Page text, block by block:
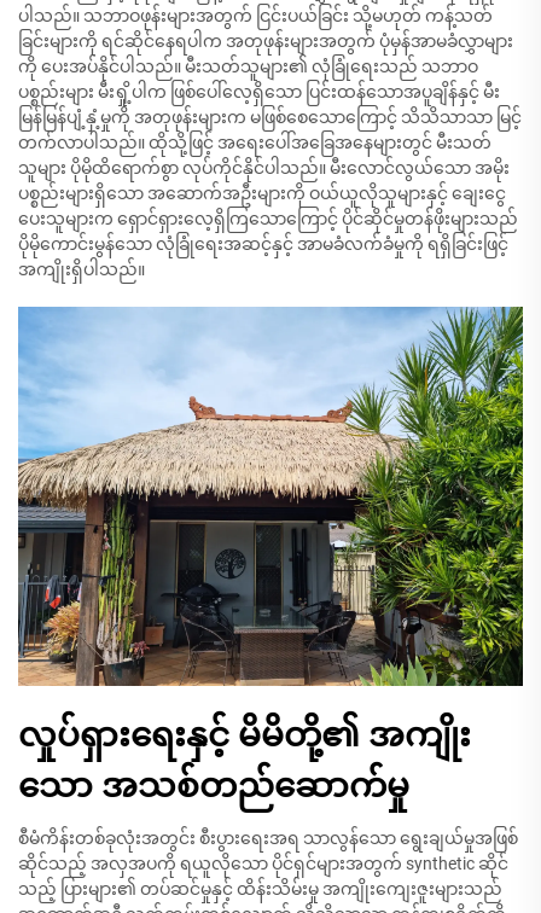
ပါသည်။ သဘာဝဖုန်းများအတွက် ငြင်းပယ်ခြင်း သို့မဟုတ် ကန့်သတ်
ခြင်းများကို ရင်ဆိုင်နေရပါက အတုဖုန်းများအတွက် ပုံမှန်အာမခံလွှာများ
ကို ပေးအပ်နိုင်ပါသည်။ မီးသတ်သူများ၏ လုံခြုံရေးသည် သဘာဝ
ပစ္စည်းများ မီးရှို့ပါက ဖြစ်ပေါ်လေ့ရှိသော ပြင်းထန်သောအပူချိန်နှင့် မီး
မြန်မြန်ပျံ့နှံ့မှုကို အတုဖုန်းများက မဖြစ်စေသောကြောင့် သိသိသာသာ မြင့်
တက်လာပါသည်။ ထိုသို့ဖြင့် အရေးပေါ်အခြေအနေများတွင် မီးသတ်
သူများ ပိုမိုထိရောက်စွာ လုပ်ကိုင်နိုင်ပါသည်။ မီးလောင်လွယ်သော အမိုး
ပစ္စည်းများရှိသော အဆောက်အဦးများကို ဝယ်ယူလိုသူများနှင့် ချေးငွေ
ပေးသူများက ရှောင်ရှားလေ့ရှိကြသောကြောင့် ပိုင်ဆိုင်မှုတန်ဖိုးများသည်
ပိုမိုကောင်းမွန်သော လုံခြုံရေးအဆင့်နှင့် အာမခံလက်ခံမှုကို ရရှိခြင်းဖြင့်
အကျိုးရှိပါသည်။
လှုပ်ရှားရေးနှင့် မိမိတို့၏ အကျိုး
သော အသစ်တည်ဆောက်မှု
စီမံကိန်းတစ်ခုလုံးအတွင်း စီးပွားရေးအရ သာလွန်သော ရွေးချယ်မှုအဖြစ်
ဆိုင်သည့် အလှအပကို ရယူလိုသော ပိုင်ရှင်များအတွက် synthetic ဆိုင်
သည့် ပြားများ၏ တပ်ဆင်မှုနှင့် ထိန်းသိမ်းမှု အကျိုးကျေးဇူးများသည်